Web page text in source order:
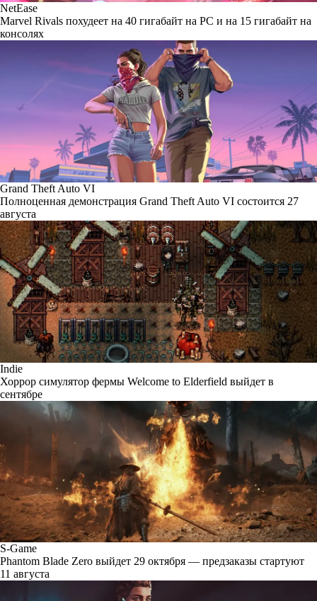
NetEase
Marvel Rivals похудеет на 40 гигабайт на PC и на 15 гигабайт на
консолях
Grand Theft Auto VI
Полноценная демонстрация Grand Theft Auto VI состоится 27
августа
Indie
Хоррор симулятор фермы Welcome to Elderfield выйдет в
сентябре
S-Game
Phantom Blade Zero выйдет 29 октября — предзаказы стартуют
11 августа